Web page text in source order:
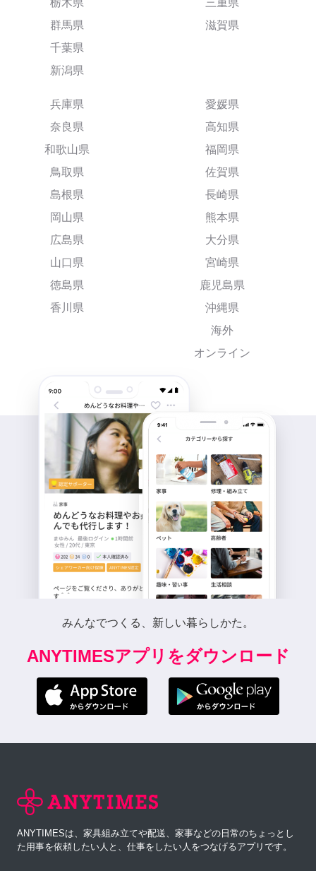
栃木県
群馬県
千葉県
新潟県
三重県
滋賀県
兵庫県
奈良県
和歌山県
鳥取県
島根県
岡山県
広島県
山口県
徳島県
香川県
愛媛県
高知県
福岡県
佐賀県
長崎県
熊本県
大分県
宮崎県
鹿児島県
沖縄県
海外
オンライン
みんなでつくる、新しい暮らしかた。
ANYTIMESアプリをダウンロード
ANYTIMESは、家具組み立てや配送、家事などの日常のちょっとし
た用事を依頼したい人と、仕事をしたい人をつなげるアプリです。